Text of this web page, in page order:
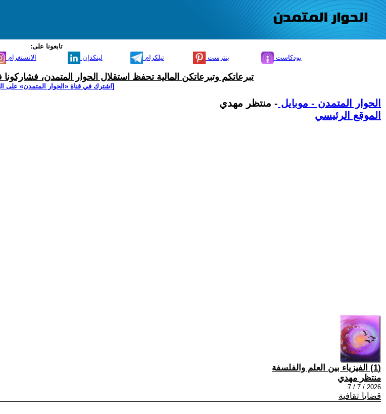
تابعونا على:
الانستغرام لينكدإن تيلكرام بنترست بودكاست
تبرعاتكم وتبرعاتكن المالية تحفظ استقلال الحوار المتمدن،
[اشترك في قناة ‫«الحوار المتمدن» على
الحوار المتمدن - موبايل - منتظر مهدي
الموقع الرئيسي
(1) الفيزياء بين العلم والفلسفة
منتظر مهدي
2026 / 7 / 7
قضايا ثقافية